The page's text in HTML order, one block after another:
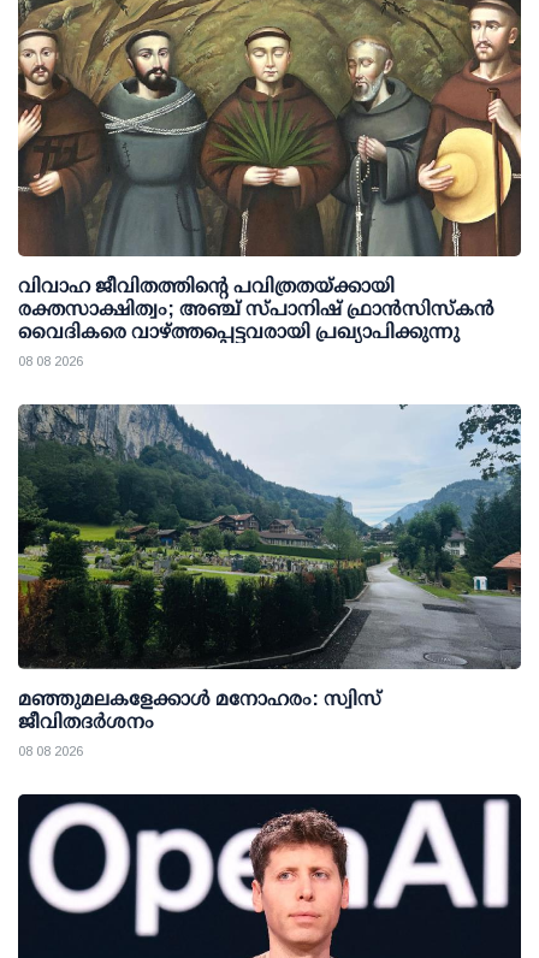
വിവാഹ ജീവിതത്തിന്റെ പവിത്രതയ്ക്കായി
രക്തസാക്ഷിത്വം; അഞ്ച് സ്പാനിഷ് ഫ്രാന്‍സിസ്‌കന്‍
വൈദികരെ വാഴ്ത്തപ്പെട്ടവരായി പ്രഖ്യാപിക്കുന്നു
08 08 2026
മഞ്ഞുമലകളേക്കാൾ മനോഹരം: സ്വിസ്
ജീവിതദർശനം
08 08 2026